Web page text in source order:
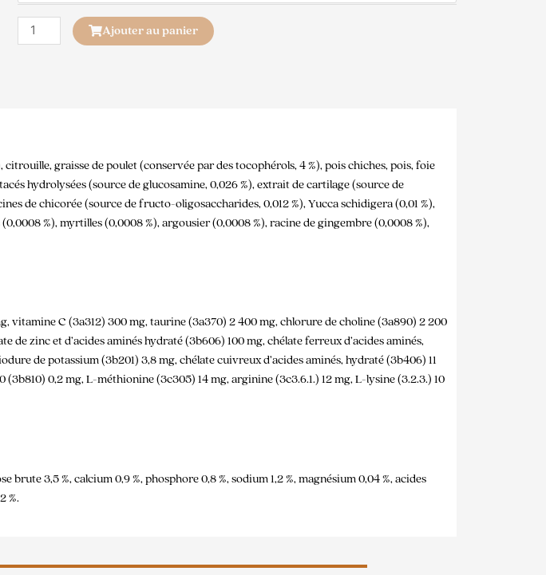
Stérilisé
Carpe
Ajouter au panier
graisse de poulet (conservée par des tocophérols, 4 %), pois chiches, pois, foie
hydrolysées (source de glucosamine, 0,026 %), extrait de cartilage (source de
de chicorée (source de fructo-oligosaccharides, 0,012 %), Yucca schidigera (0,01 %),
%), myrtilles (0,0008 %), argousier (0,0008 %), racine de gingembre (0,0008 %),
vitamine C (3a312) 300 mg, taurine (3a370) 2 400 mg, chlorure de choline (3a890) 2 200
zinc et d’acides aminés hydraté (3b606) 100 mg, chélate ferreux d’acides aminés,
de potassium (3b201) 3,8 mg, chélate cuivreux d’acides aminés, hydraté (3b406) 11
0,2 mg, L-méthionine (3c305) 14 mg, arginine (3c3.6.1.) 12 mg, L-lysine (3.2.3.) 10
3,5 %, calcium 0,9 %, phosphore 0,8 %, sodium 1,2 %, magnésium 0,04 %, acides
%.